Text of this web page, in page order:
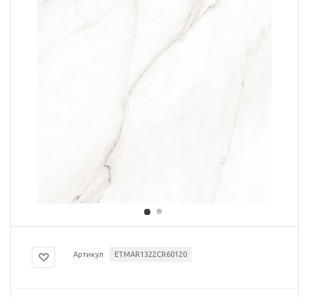
Артикул ETMAR1322CR60120